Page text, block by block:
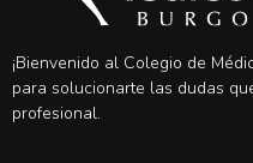
¡Bienvenido al Colegio de
para solucionarte las dudas
profesional.